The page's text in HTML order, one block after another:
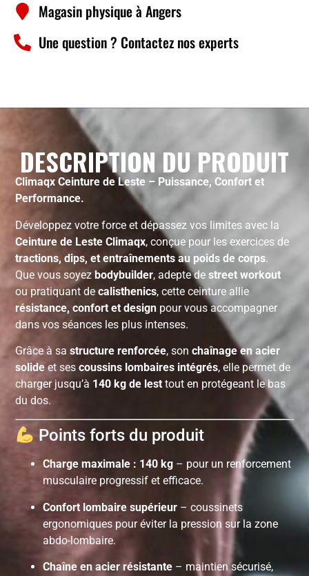
Magasin physique à Angers
Une question ? Contactez nos experts
DESCRIPTION DU PRODUIT
Climaqx Ceinture de Leste – Puissance, Confort et
Performance.
Développez votre force et dépassez vos limites avec la
Ceinture de Leste Climaqx, conçue pour les exercices de
tractions, dips, et entraînements au poids de corps.
Que vous soyezbodybuilder, adepte destreet workout
ou pratiquant decalisthenics, cette ceinture allie
résistance, confort et design pour vous accompagner
dans vos séances les plus intenses.
Grâce à sastructure renforcée, sonchaînage en acier
solide et sescoussins lombaires intégrés, elle permet de
charger jusqu’à 140 kg de lest tout en protégeant le bas
du dos.
Points forts du produit
Charge maximale : 140 kg – pour un renforcement
musculaire progressif et efficace.
Confort lombaire supérieur – coussinets
ergonomiques pour éviter la pression sur la zone
abdo-lombaire.
Chaîne en acier résistante – maintien sécurisé,